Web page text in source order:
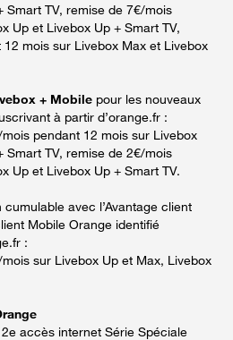
Smart TV, remise de 7€/mois
Up et Livebox Up + Smart TV,
mois sur Livebox Max et Livebox
+ Mobile pour les nouveaux
à partir d’orange.fr :
pendant 12 mois sur Livebox
Smart TV, remise de 2€/mois
Up et Livebox Up + Smart TV.
cumulable avec l’Avantage client
Mobile Orange identifié
:
sur Livebox Up et Max, Livebox
accès internet Série Spéciale